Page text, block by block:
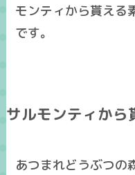
モンティから貰える
です。
サルモンティから
あつまれどうぶつの